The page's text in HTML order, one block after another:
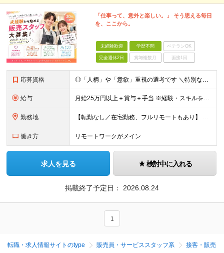
「仕事って、意外と楽しい。」 そう思える毎日
を、ここから。
未経験歓迎 学歴不問 ベテランOK
完全週休2日 賞与複数月 面接1回
応募資格 ◎「人柄」や「意欲」重視の選考です ＼特別なスキル・経験は必要なし／ ￣￣￣￣￣￣￣￣￣￣￣￣￣￣￣￣ ■完全未経験歓迎 ■学歴不問 ■第二新卒歓迎 ■既卒、フリーターの方もOK ＼こんな方が向い
給与 月給25万円以上＋賞与＋手当 ※経験・スキルを考慮して決定します ※インセンティブが発生する案件もあります。 ※企業により内容は一部変更となる可能性があります。 ※試用期間・残業代については、紹介先
勤務地 【転勤なし／在宅勤務、フルリモートもあり】 ≪47都道府県から選べる勤務地≫ 東京、神奈川、埼玉、千葉、大阪、愛知、福岡など好きな地域で働けます！ 【東京・渋谷本社】 〒150-0041 東京都渋谷
働き方 リモートワークがメイン
求人を見る 検討中に入れる
掲載終了予定日： 2026.08.24
1
転職・求人情報サイトのtype 販売員・サービススタッフ系
接客・販売